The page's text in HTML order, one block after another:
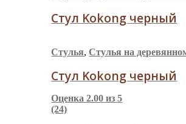
Стул Kokong черный
Стулья,Стулья на
Стул Kokong черный
Оценка2.00 из 5
(24)